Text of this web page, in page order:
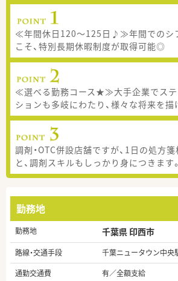
≪年間休日120～125日♪≫年間でのシ
こそ、特別長期休暇制度が取得可能◎
≪選べる勤務コース★≫大手企業でステ
ションも多岐にわたり、様々な将来を描
調剤・OTC併設店舗ですが、1日の処方
と、調剤スキルもしっかり身につきます。
勤務地
勤務地 千葉県 印西市
路線・交通手段
千葉ニュータウン中央
通勤交通費
有／全額支給